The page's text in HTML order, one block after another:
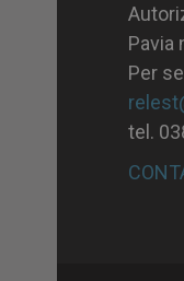
Pavia
Per
tel.